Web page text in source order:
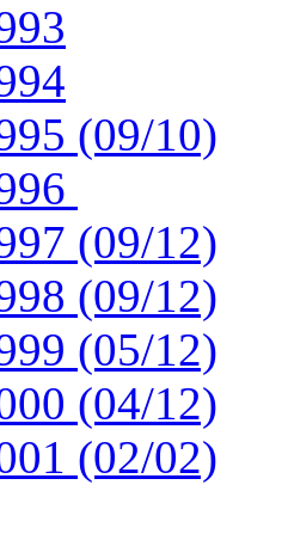
(09/10)
(09/12)
(09/12)
(05/12)
(04/12)
(02/02)